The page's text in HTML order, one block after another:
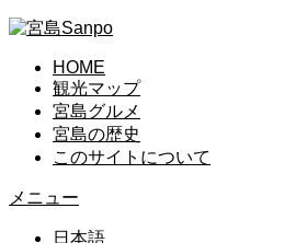
HOME
観光マップ
宮島グルメ
宮島の歴史
このサイトについて
メニュー
日本語